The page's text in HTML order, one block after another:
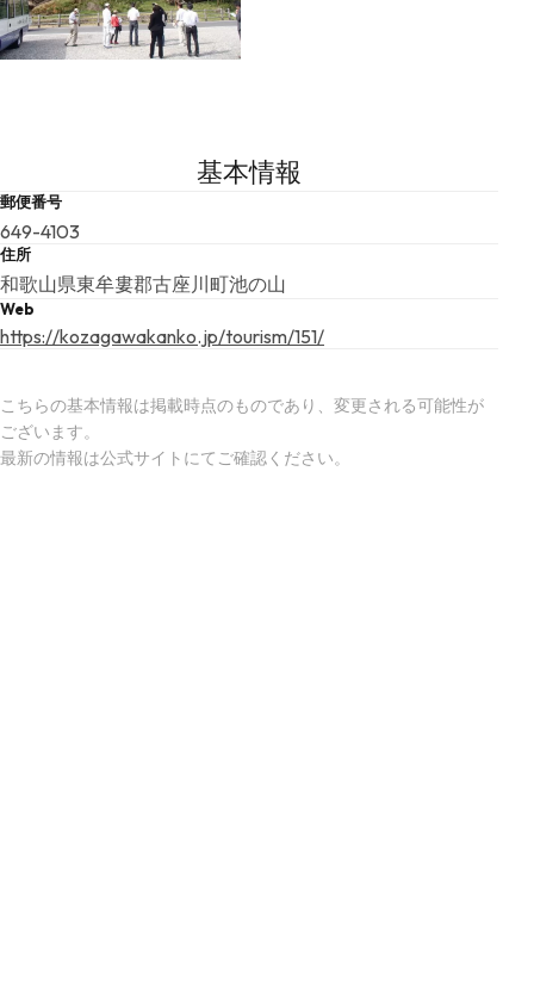
基本情報
郵便番号
649-4103
住所
和歌山県東牟婁郡古座川町池の山
Web
https://kozagawakanko.jp/tourism/151/
こちらの基本情報は掲載時点のものであり、変更される可能性が
ございます。
最新の情報は公式サイトにてご確認ください。